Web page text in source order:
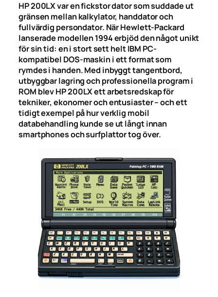
HP 200LX var en fickstor dator som suddade ut
gränsen mellan kalkylator, handdator och
fullvärdig persondator. När Hewlett-Packard
lanserade modellen 1994 erbjöd den något unikt
för sin tid: en i stort sett helt IBM PC-
kompatibel DOS-maskin i ett format som
rymdes i handen. Med inbyggt tangentbord,
utbyggbar lagring och professionella program i
ROM blev HP 200LX ett arbetsredskap för
tekniker, ekonomer och entusiaster – och ett
tidigt exempel på hur verklig mobil
databehandling kunde se ut långt innan
smartphones och surfplattor tog över.